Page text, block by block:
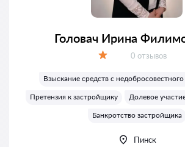
Головач Ирина
Отзывов:
0 отзывов
Взыскание средств с
Претензия к застройщику
Долевое
Банкротство застройщика
Пинск